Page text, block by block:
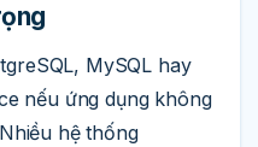
MySQL hay
nếu ứng dụng không
hệ thống